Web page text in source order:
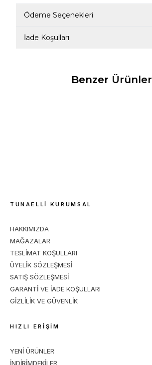
Ödeme Seçenekleri
İade Koşulları
Benzer Ürünler
TUNAELLİ KURUMSAL
HAKKIMIZDA
MAĞAZALAR
TESLİMAT KOŞULLARI
ÜYELİK SÖZLEŞMESİ
SATIŞ SÖZLEŞMESİ
GARANTİ VE İADE KOŞULLARI
GİZLİLİK VE GÜVENLİK
HIZLI ERİŞİM
YENİ ÜRÜNLER
İNDİRİMDEKİLER